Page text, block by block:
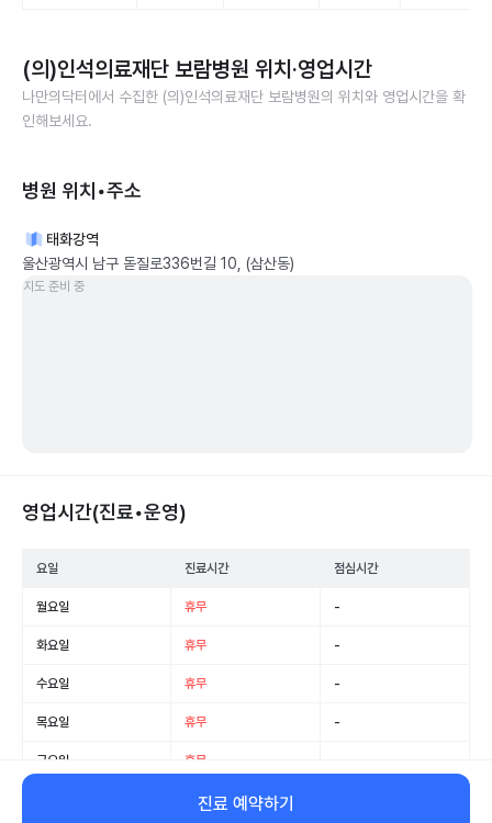
(의)인석의료재단 보람병원 위치·영업시간
나만의닥터에서 수집한 (의)인석의료재단 보람병원의 위치와 영업시간을 확
인해보세요.
병원 위치•주소
태화강역
울산광역시 남구 돋질로336번길 10, (삼산동)
지도 준비 중
영업시간(진료•운영)
요일 진료시간 점심시간
월요일 휴무 -
화요일 휴무 -
수요일 휴무 -
목요일 휴무 -
금요일 휴무
휴무진료 예약하기